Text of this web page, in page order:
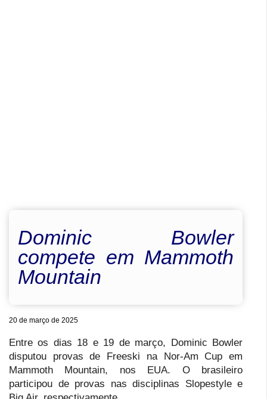
Dominic Bowler
compete em Mammoth
Mountain
20 de março de 2025
Entre os dias 18 e 19 de março, Dominic Bowler
disputou provas de Freeski na Nor-Am Cup em
Mammoth Mountain, nos EUA. O brasileiro
participou de provas nas disciplinas Slopestyle e